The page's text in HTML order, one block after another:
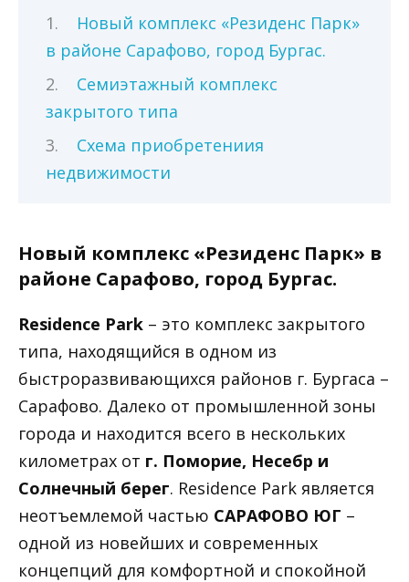
Новый комплекс «Резиденс Парк»
в районе Сарафово, город Бургас.
Семиэтажный комплекс
закрытого типа
Схема приобретениия
недвижимости
Новый комплекс «Резиденс Парк» в
районе Сарафово, город Бургас.
Residence Park – это комплекс закрытого
типа, находящийся в одном из
быстроразвивающихся районов г. Бургаса –
Сарафово. Далеко от промышленной зоны
города и находится всего в нескольких
километрах от г. Поморие, Несебр и
Солнечный берег. Residence Park является
неотъемлемой частью САРАФОВО ЮГ –
одной из новейших и современных
концепций для комфортной и спокойной